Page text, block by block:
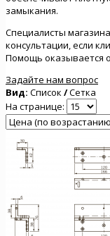
замыкания.
Специалисты
консультации, если
Помощь оказывается
Задайте нам вопрос
Вид: Список /Сетка
На странице: